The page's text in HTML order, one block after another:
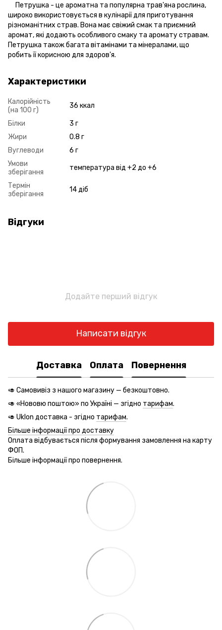
Петрушка - це ароматна та популярна трав'яна рослина,
широко використовується в кулінарії для приготування
різноманітних страв. Вона має свіжий смак та приємний
аромат, які додають особливого смаку та аромату стравам.
Петрушка також багата вітамінами та мінералами, що
робить її корисною для здоров'я.
Характеристики
Калорійність
(на 100 г)
36 ккал
Білки
3 г
Жири
0.8 г
Вуглеводи
6 г
Умови
зберігання
температура від +2 до +6
Термін
зберігання
14 діб
Відгуки
Додайте перший відгук
Написати відгук
Доставка Оплата Повернення
🥑 Самовивіз з нашого магазину — безкоштовно.
🥑 «Нововю поштою» по Україні — згідно тарифам.
🥑 Uklon доставка - згідно тарифам.
Більше інформації про доставку
Оплата відбувається після формування замовлення на карту
ФОП.
Більше інформації про повернення.